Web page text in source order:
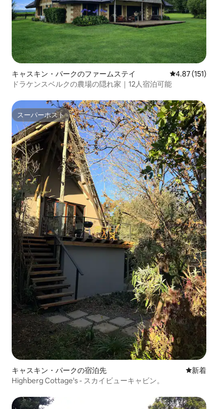
キャスキン・パークのファームステイ レビュー151
4.87 (151)
ドラケンスベルクの農場の隠れ家｜12人宿泊可能
スーパーホスト
スーパーホスト
キャスキン・パークの宿泊先 新しい宿
新着
Highberg Cottage's - スカイビューキャビン。